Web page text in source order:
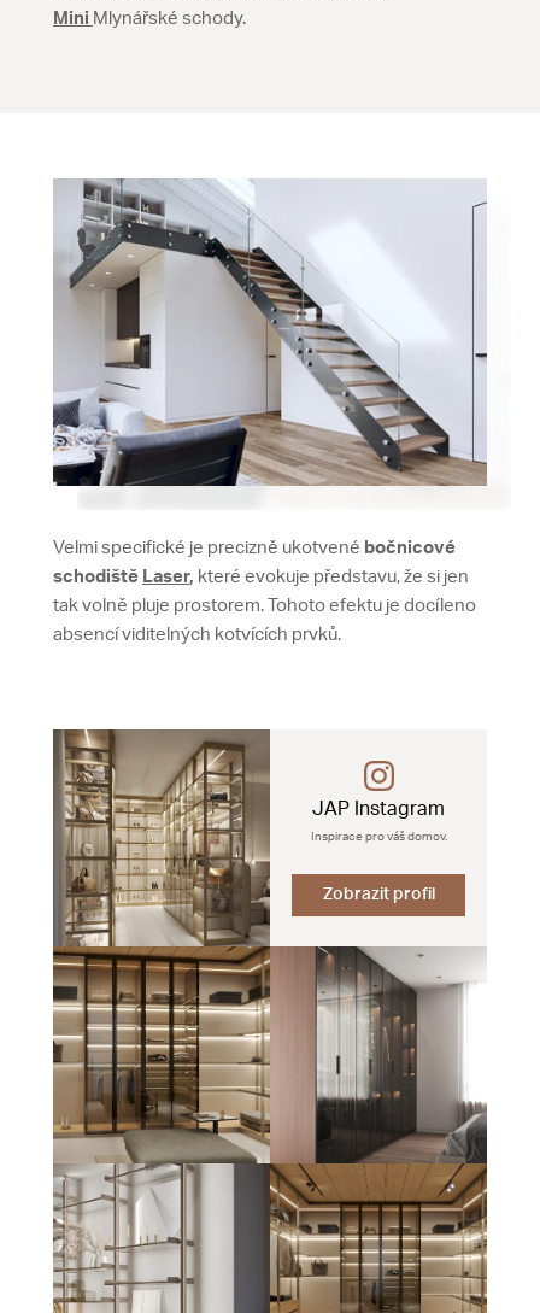
Mini Mlynářské schody.
Velmi specifické je precizně ukotvené bočnicové
schodiště Laser, které evokuje představu, že si jen
tak volně pluje prostorem. Tohoto efektu je docíleno
absencí viditelných kotvících prvků.
JAP Instagram
Inspirace pro váš domov.
Zobrazit profil